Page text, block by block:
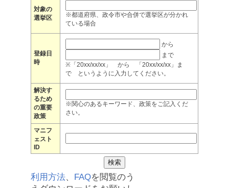
対象の
選挙区
※都道府県、政令市や合併で選挙区が分かれ
ている場合
登録日
時
から
まで
※「20xx/xx/xx」 から 「20xx/xx/xx」ま
で というように入力してください。
解決す
るため
の重要
政策
※関心のあるキーワード、政策をご記入くだ
さい。
マニフ
ェスト
ID
利用方法、 FAQを閲覧のう